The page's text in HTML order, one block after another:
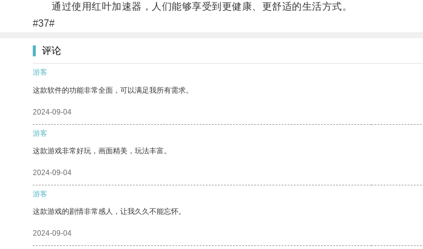
通过使用红叶加速器，人们能够享受到更健康、更舒适的生活方式。
#37#
评论
游客
这款软件的功能非常全面，可以满足我所有需求。
2024-09-04
游客
这款游戏非常好玩，画面精美，玩法丰富。
2024-09-04
游客
这款游戏的剧情非常感人，让我久久不能忘怀。
2024-09-04